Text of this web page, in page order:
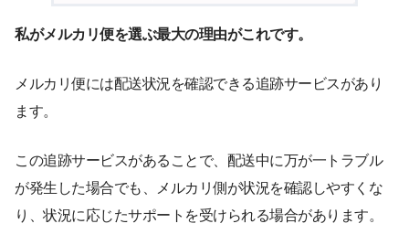
私がメルカリ便を選ぶ最大の理由がこれです。
メルカリ便には配送状況を確認できる追跡サービスがあり
ます。
この追跡サービスがあることで、配送中に万が一トラブル
が発生した場合でも、メルカリ側が状況を確認しやすくな
り、状況に応じたサポートを受けられる場合があります。